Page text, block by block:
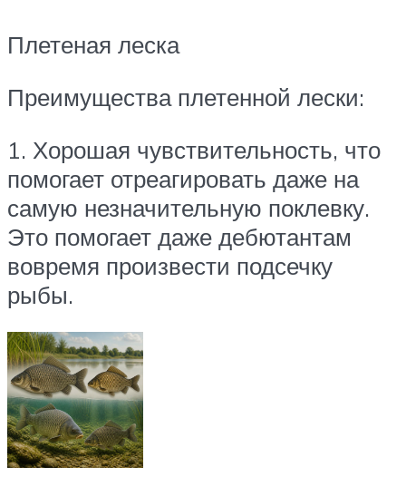
Плетеная леска
Преимущества плетенной лески:
1. Хорошая чувствительность, что
помогает отреагировать даже на
самую незначительную поклевку.
Это помогает даже дебютантам
вовремя произвести подсечку
рыбы.